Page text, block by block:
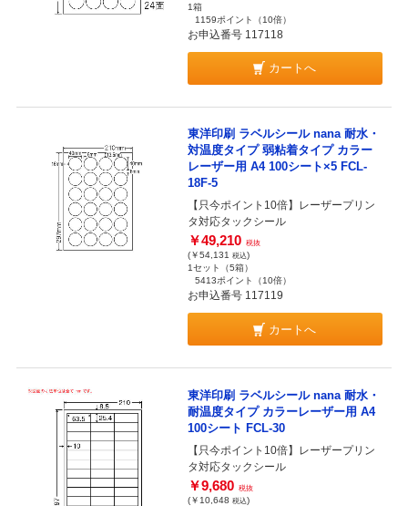
1箱
1159ポイント
（10倍）
お申込番号 117118
カートへ
東洋印刷 ラベルシール nana 耐水・
対温度タイプ 弱粘着タイプ カラー
レーザー用 A4 100シート×5 FCL-
18F-5
【只今ポイント10倍】レーザープリン
タ対応タックシール
￥49,210 税抜
(￥54,131 税込)
1セット（5箱）
5413ポイント
（10倍）
お申込番号 117119
カートへ
東洋印刷 ラベルシール nana 耐水・
耐温度タイプ カラーレーザー用 A4
100シート FCL-30
【只今ポイント10倍】レーザープリン
タ対応タックシール
￥9,680 税抜
(￥10,648 税込)